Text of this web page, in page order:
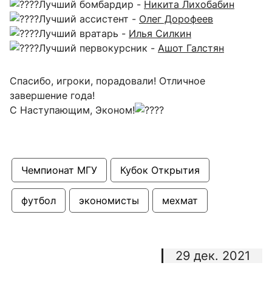
Лучший бомбардир - Никита Лихобабин
Лучший ассистент - Олег Дорофеев
Лучший вратарь - Илья Силкин
Лучший первокурсник - Ашот Галстян
Спасибо, игроки, порадовали! Отличное
завершение года!
С Наступающим, Эконом!
Чемпионат МГУ Кубок Открытия
футбол экономисты мехмат
29 дек. 2021